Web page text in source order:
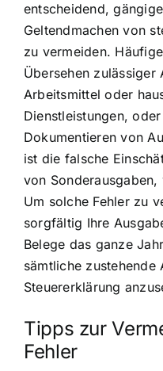
entscheidend,
Geltendmachen von
zu vermeiden.
Übersehen
Arbeitsmittel oder
Dienstleistungen,
Dokumentieren von
ist die falsche
von
Um solche Fehler zu
sorgfältig Ihre
Belege das ganze
sämtliche
Steuererklärung
Tipps zur
Fehler